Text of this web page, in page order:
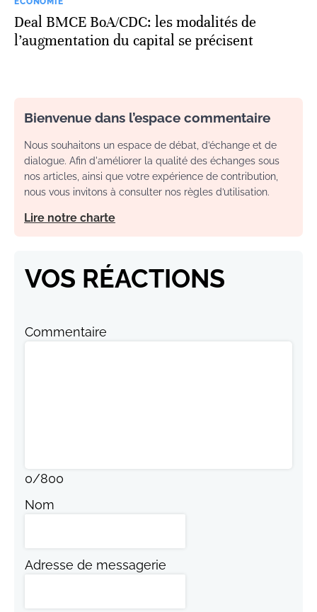
Deal BMCE BoA/CDC: les modalités de
l’augmentation du capital se précisent
Bienvenue dans l’espace commentaire
Nous souhaitons un espace de débat, d’échange et de
dialogue. Afin d'améliorer la qualité des échanges sous
nos articles, ainsi que votre expérience de contribution,
nous vous invitons à consulter nos règles d’utilisation.
Lire notre charte
VOS RÉACTIONS
Commentaire
0/800
Nom
Adresse de messagerie